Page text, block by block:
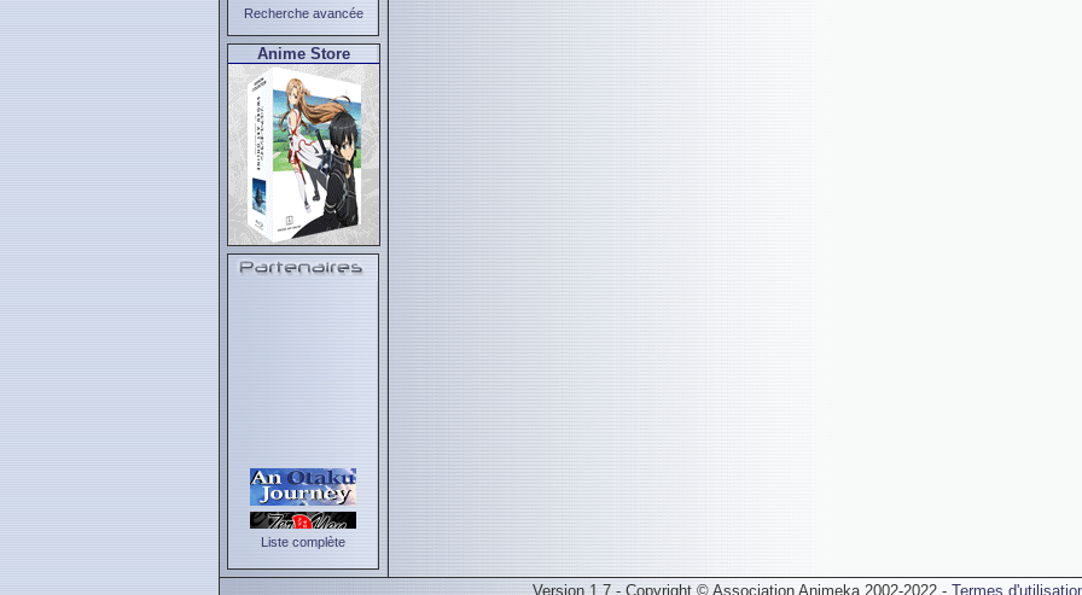
Recherche avancée
Anime Store
Liste complète
Version 1.7 - Copyright © Association Animeka 2002-2022 - Termes